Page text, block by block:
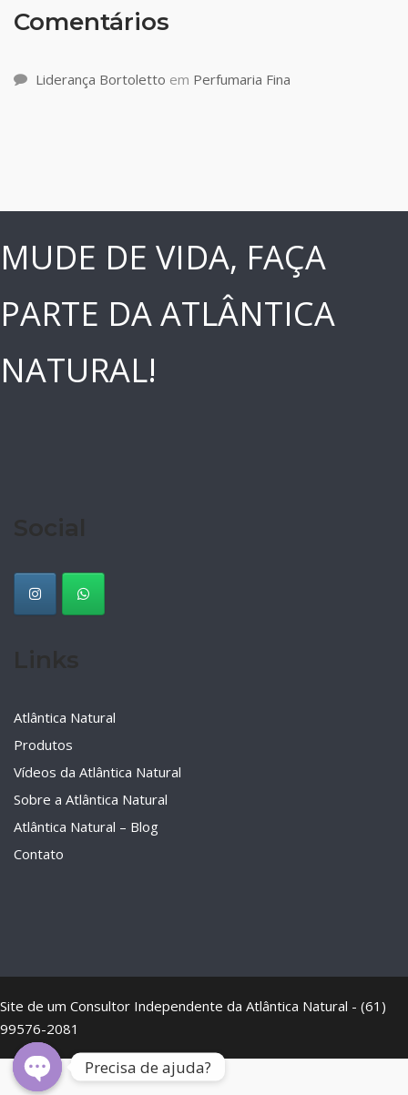
Comentários
Liderança Bortoletto em Perfumaria Fina
MUDE DE VIDA, FAÇA
PARTE DA ATLÂNTICA
NATURAL!
Atlântica Natural
Produtos
Vídeos da Atlântica Natural
Sobre a Atlântica Natural
Atlântica Natural – Blog
Contato
Site de um Consultor Independente da Atlântica Natural - (61)
99576-2081
Precisa de ajuda?